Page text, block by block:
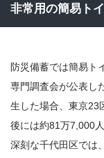
非常用の簡易ト
防災備蓄では簡易ト
専門調査会が公表し
生した場合、東京23
後には約81万7,000
深刻な千代田区では